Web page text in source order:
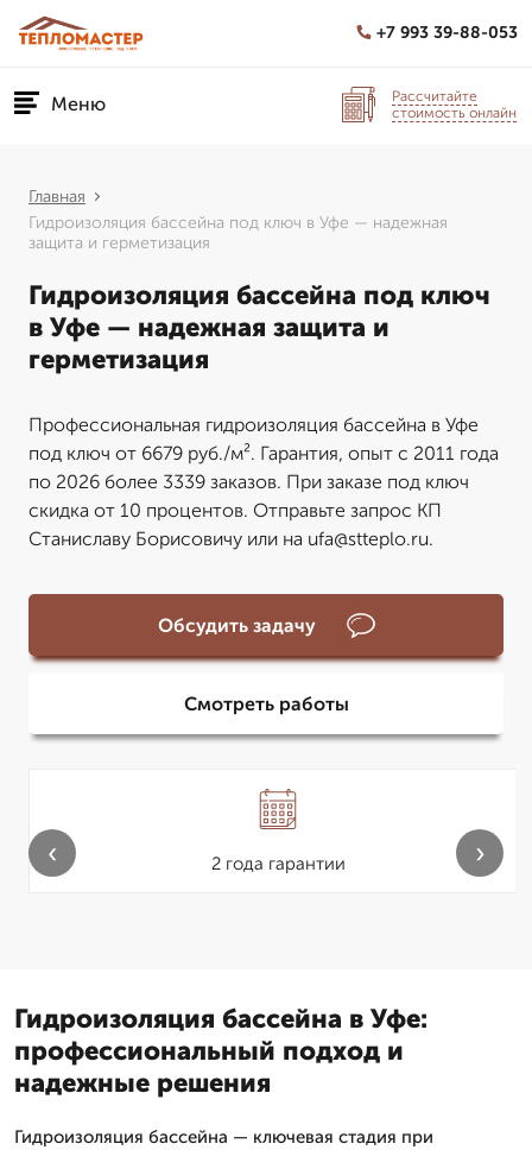
+7 993 39-88-053
Меню
Рассчитайте
стоимость онлайн
Главная
Гидроизоляция бассейна под ключ в Уфе — надежная
защита и герметизация
Гидроизоляция бассейна под ключ
в Уфе — надежная защита и
герметизация
Профессиональная гидроизоляция бассейна в Уфе
под ключ от 6679 руб./м². Гарантия, опыт с 2011 года
по 2026 более 3339 заказов. При заказе под ключ
скидка от 10 процентов. Отправьте запрос КП
Станиславу Борисовичу или на ufa@stteplo.ru.
Обсудить задачу
Смотреть работы
2 года гарантии
‹ ›
Гидроизоляция бассейна в Уфе:
профессиональный подход и
надежные решения
Гидроизоляция бассейна — ключевая стадия при